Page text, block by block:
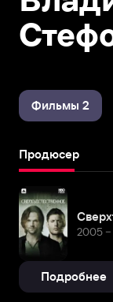
Фильмы 2
Продюсер
2005
Подробнее